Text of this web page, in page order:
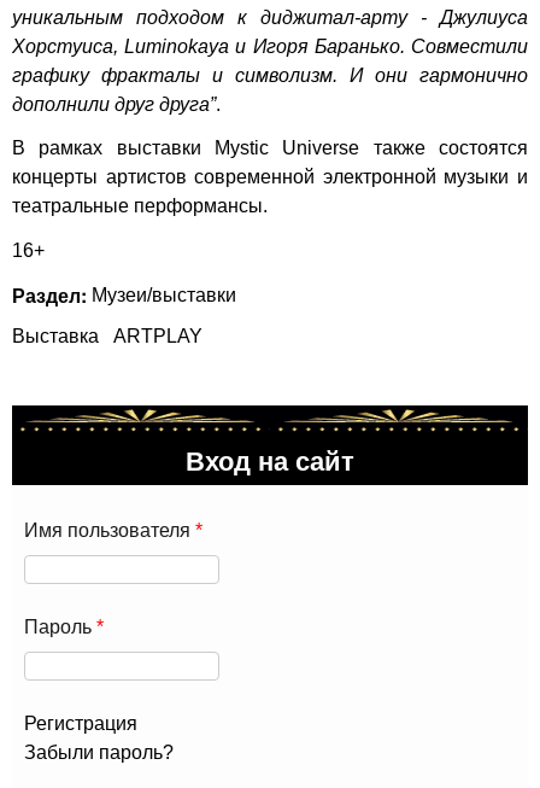
уникальным подходом к диджитал-арту - Джулиуса
Хорстуиса, Luminokaya и Игоря Баранько. Совместили
графику фракталы и символизм. И они гармонично
дополнили друг друга”.
В рамках выставки Mystic Universe также состоятся
концерты артистов современной электронной музыки и
театральные перформансы.
16+
Раздел: Музеи/выставки
Выставка
ARTPLAY
Вход на сайт
Имя пользователя *
Пароль *
Регистрация
Забыли пароль?